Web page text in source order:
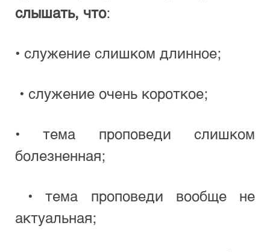
слышать, что:
• служение слишком длинное;
• служение очень короткое;
• тема проповеди слишком
болезненная;
актуальная;